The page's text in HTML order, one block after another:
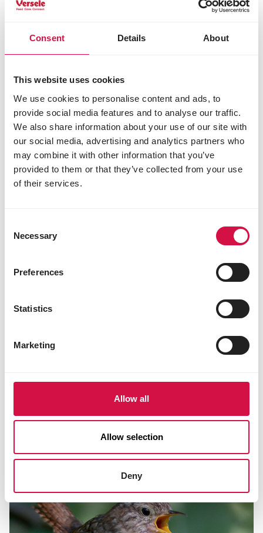
Consent Details About
This website uses cookies
We use cookies to personalise content and ads, to
provide social media features and to analyse our traffic.
We also share information about your use of our site with
our social media, advertising and analytics partners who
may combine it with other information that you’ve
provided to them or that they’ve collected from your use
of their services.
Selection
Necessary
Preferences
Statistics
Marketing
Allow all
Allow selection
Deny
Partagez sur
Partagez
Sélectionné pour vous
Comment aider au mieux les oiseaux